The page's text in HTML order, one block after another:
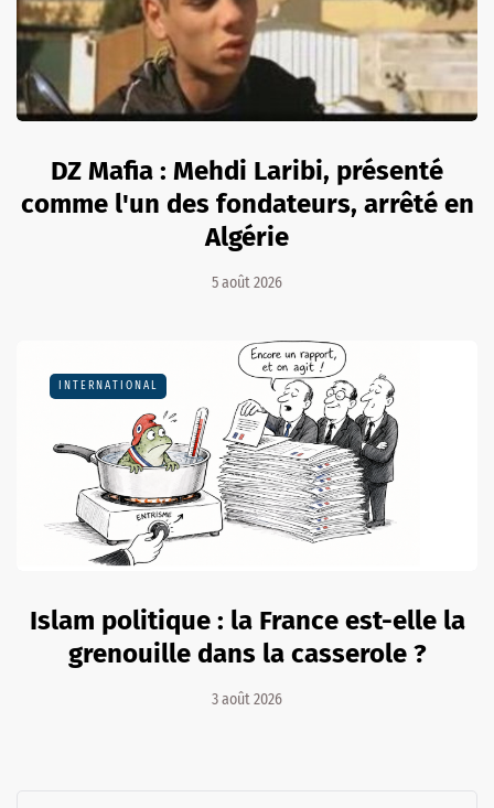
DZ Mafia : Mehdi Laribi, présenté
comme l'un des fondateurs, arrêté en
Algérie
5 août 2026
INTERNATIONAL
Islam politique : la France est-elle la
grenouille dans la casserole ?
3 août 2026